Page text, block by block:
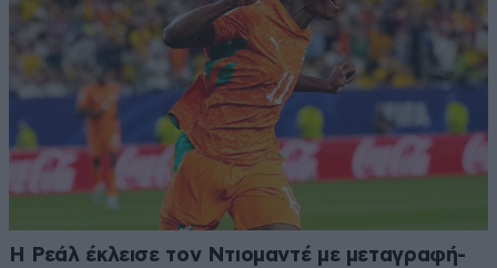
Η Ρεάλ έκλεισε τον Ντιομαντέ με μεταγραφή-